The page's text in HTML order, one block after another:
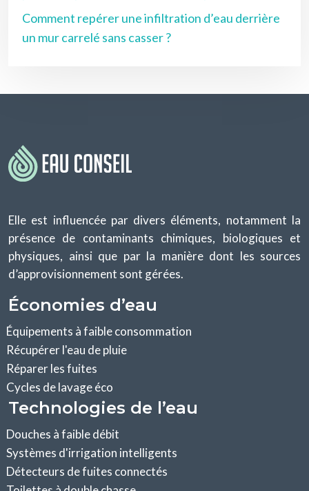
Comment repérer une infiltration d’eau derrière
un mur carrelé sans casser ?
Elle est influencée par divers éléments, notamment la
présence de contaminants chimiques, biologiques et
physiques, ainsi que par la manière dont les sources
d’approvisionnement sont gérées.
Économies d’eau
Équipements à faible consommation
Récupérer l'eau de pluie
Réparer les fuites
Cycles de lavage éco
Technologies de l’eau
Douches à faible débit
Systèmes d'irrigation intelligents
Détecteurs de fuites connectés